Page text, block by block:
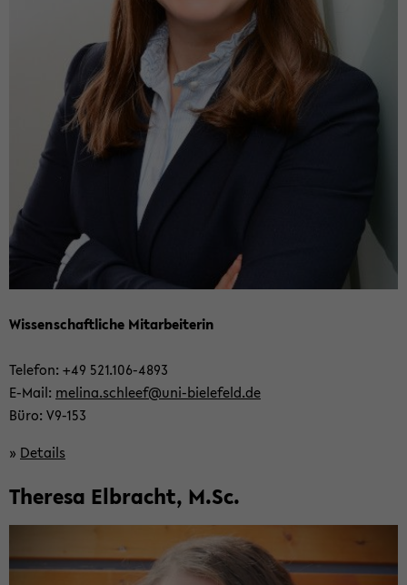
Wis­sen­schaft­li­che Mit­ar­bei­te­rin
Te­le­fon: +49 521.106-​4893
E-​Mail: me­li­na.schleef@uni-​bielefeld.de
Büro: V9-​153
» De­tails
The­re­sa El­bracht, M.Sc.